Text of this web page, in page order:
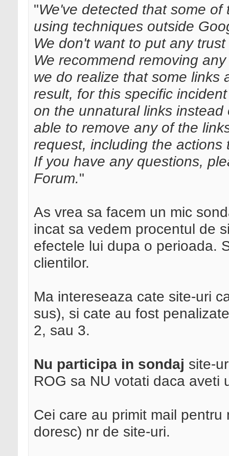
"We've detected that some
using techniques outside
We don't want to put any
We recommend removing
we do realize that some links
result, for this specific
on the unnatural links
able to remove any of the
request, including the actions
If you have any questions,
Forum."
As vrea sa facem un mic
incat sa vedem procentul de
efectele lui dupa o perioada.
clientilor.
Ma intereseaza cate site-uri
sus), si cate au fost
2, sau 3.
Nu participa in sondaj site-
ROG sa NU votati daca aveti
Cei care au primit mail
doresc) nr de site-uri.